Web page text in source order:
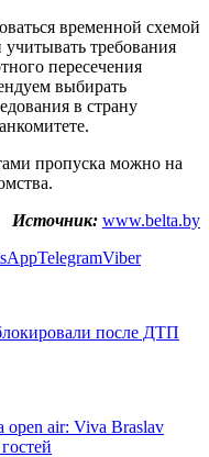
временной схемой
требования
пересечения
выбирать
в страну
пропуска можно на
Источник: www.belta.by
TelegramViber
после ДТП
open air: Viva Braslav